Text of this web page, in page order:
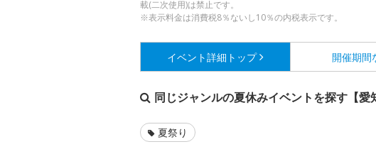
載(二次使用)は禁止です。
※表示料金は消費税8％ないし10％の内税表示です。
イベント詳細 トップ 開催期間
同じジャンルの夏休みイベントを探す【愛
夏祭り